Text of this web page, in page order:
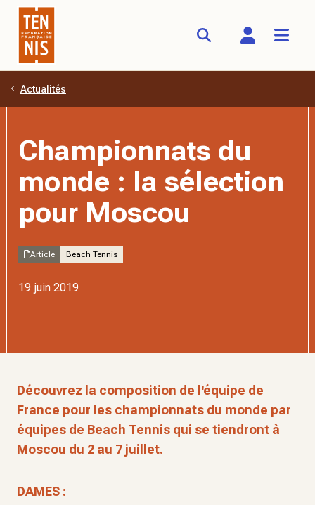
Aller au contenu principal
Actualités
Championnats du
monde : la sélection
pour Moscou
Article Beach Tennis
19 juin 2019
Découvrez la composition de l'équipe de
France pour les championnats du monde par
équipes de Beach Tennis qui se tiendront à
Moscou du 2 au 7 juillet.
DAMES :